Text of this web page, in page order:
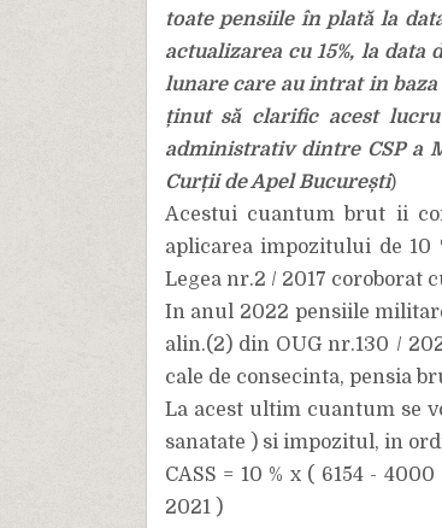
toate pensiile în plată la
actualizarea cu 15%, la
lunare care au intrat in baza
ținut să clarific acest
administrativ dintre CSP a
Curții de Apel București)
Acestui cuantum brut ii
aplicarea impozitului de 10
Legea nr.2 / 2017 coroborat
In anul 2022 pensiile
alin.(2) din OUG nr.130 /
cale de consecinta, pensia
La acest ultim cuantum se
sanatate ) si impozitul, in
CASS = 10 % x ( 6154 -
2021 )